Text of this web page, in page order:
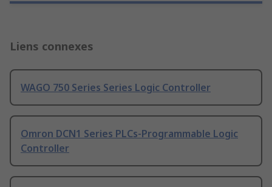
Liens connexes
WAGO 750 Series Series Logic Controller
Omron DCN1 Series PLCs-Programmable Logic
Controller